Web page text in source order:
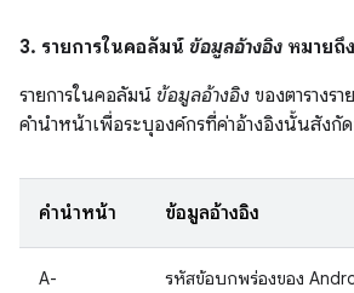
3. รายการในคอลัมน์ ข้อมูลอ้างอิง หมายถึ
รายการในคอลัมน์ ข้อมูลอ้างอิง ของตารางร
คำนำหน้าเพื่อระบุองค์กรที่ค่าอ้างอิงนั้นสังกั
คำนำหน้า ข้อมูลอ้างอิง
A- รหัสข้อบกพร่องของ